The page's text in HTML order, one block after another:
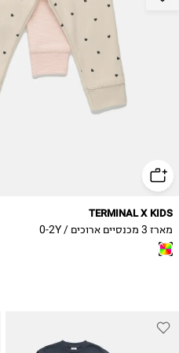
TERMINAL X KIDS
מארז 3 מכנסיים ארוכים / 0-2Y